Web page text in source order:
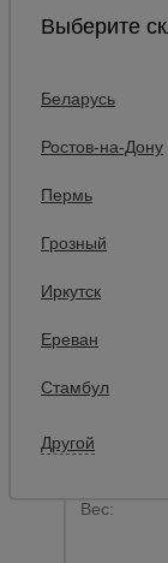
Материал:
Вес:
Выберите
Беларусь
Ростов-на-Дону
Пермь
Грозный
Иркутск
Ереван
Стамбул
Другой